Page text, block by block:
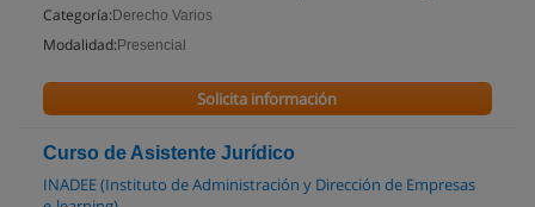
Categoría: Derecho Varios
Modalidad: Presencial
Solicita información
Curso de Asistente Jurídico
INADEE (Instituto de Administración y Dirección de Empresas